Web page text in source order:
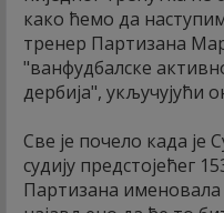
како ћемо да
тренер Партизана
"ванфудбалске
дербија", укључујући
Све је почело када је
судију предстојећег
Партизана именовала